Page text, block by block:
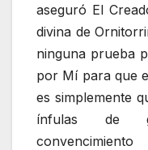
aseguró El
divina de
ninguna prueba
por Mí para que
es simplemente
ínfulas de